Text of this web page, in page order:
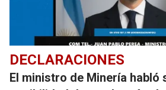
DECLARACIONES
El ministro de Minería habló